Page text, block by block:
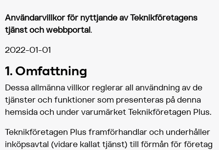
Användarvillkor för nyttjande av Teknikföretagens
tjänst och webbportal.
2022-01-01
1. Omfattning
Dessa allmänna villkor reglerar all användning av de
tjänster och funktioner som presenteras på denna
hemsida och under varumärket Teknikföretagen Plus.
Teknikföretagen Plus framförhandlar och underhåller
inköpsavtal (vidare kallat tjänst) till förmån för företag